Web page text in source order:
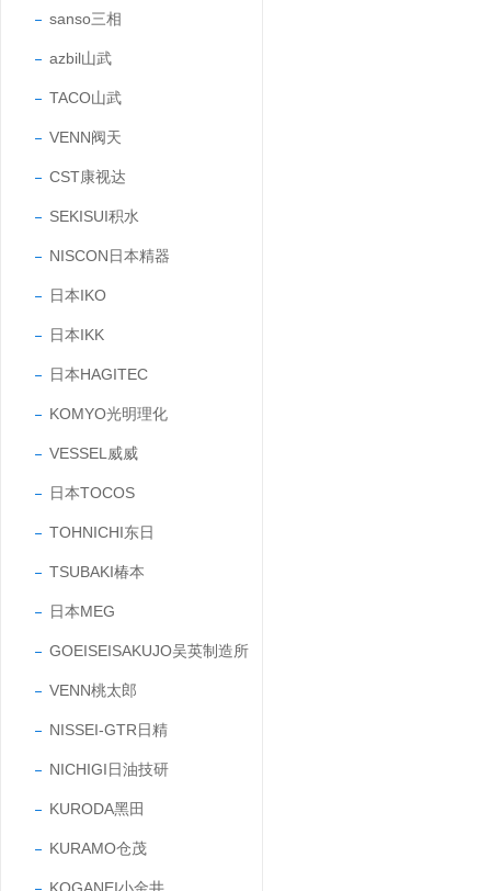
sanso三相
azbil山武
TACO山武
VENN阀天
CST康视达
SEKISUI积水
NISCON日本精器
日本IKO
日本IKK
日本HAGITEC
KOMYO光明理化
VESSEL威威
日本TOCOS
TOHNICHI东日
TSUBAKI椿本
日本MEG
GOEISEISAKUJO吴英制造所
VENN桃太郎
NISSEI-GTR日精
NICHIGI日油技研
KURODA黑田
KURAMO仓茂